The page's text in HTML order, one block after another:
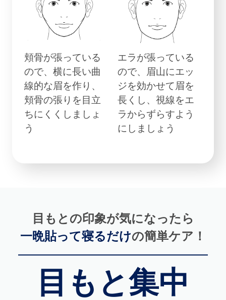
頬骨が張っている
ので、横に長い曲
線的な眉を作り、
頬骨の張りを目立
ちにくくしましょ
う
エラが張っている
ので、眉山にエッ
ジを効かせて眉を
長くし、視線をエ
ラからずらすよう
にしましょう
目もとの印象が気になったら
一晩貼って寝るだけの簡単ケア！
目もと集中